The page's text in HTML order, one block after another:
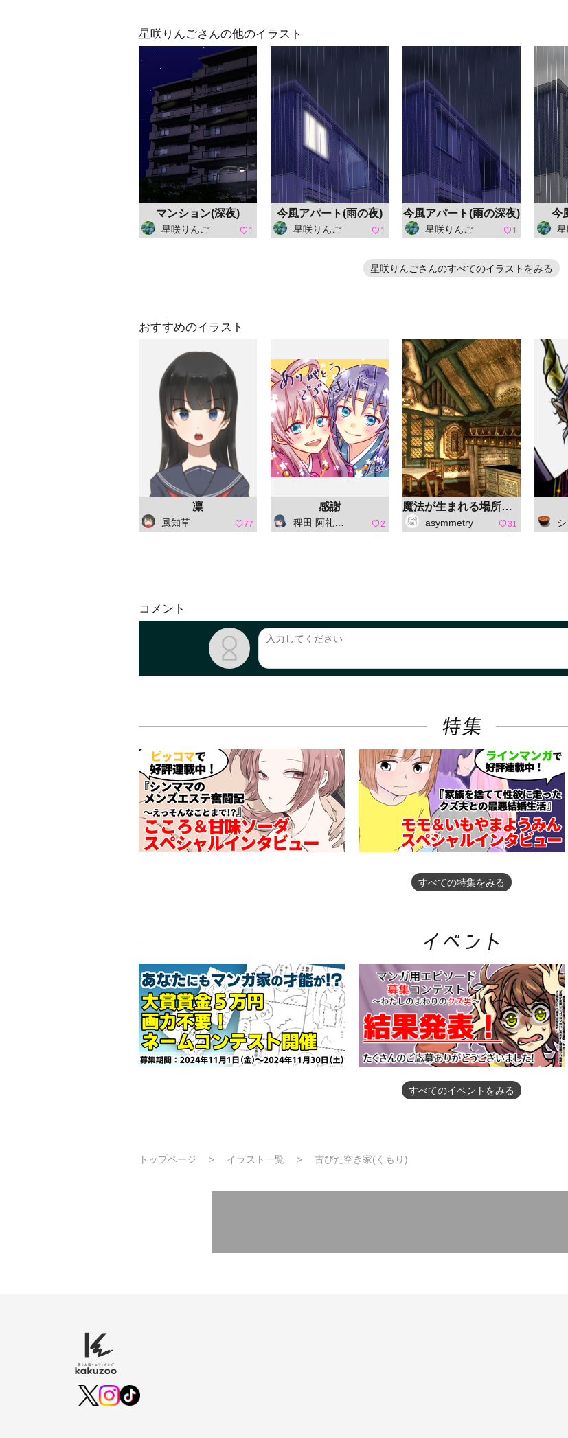
星咲りんごさんの他のイラスト
マンション(深夜)
星咲りんご 1
今風アパート(雨の夜)
星咲りんご 1
今風アパート(雨の深夜)
星咲りんご 1
今
星咲りんごさんのすべてのイラストをみる
おすすめのイラスト
凛
風知草 77
感謝
稗田 阿礼（ひえだ あれ） 2
魔法が生まれる場所（明）
asymmetry 31 シ
コメント
すべての特集をみる
すべてのイベントをみる
トップページ イラスト一覧 古びた空き家(くもり)